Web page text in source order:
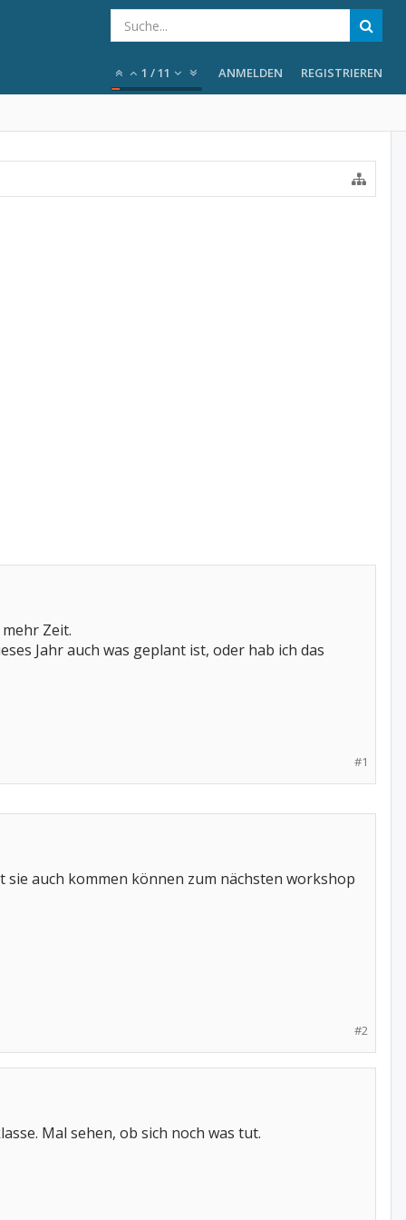
1 /11 ANMELDEN REGISTRIEREN
Zeit.
Jahr auch was geplant ist, oder hab ich das
#1
auch kommen können zum nächsten workshop
#2
Mal sehen, ob sich noch was tut.